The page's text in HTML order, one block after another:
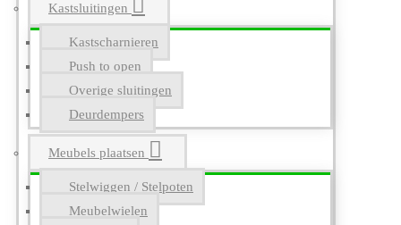
Kastsluitingen
Kastscharnieren
Push to open
Overige sluitingen
Deurdempers
Meubels plaatsen
Stelwiggen / Stelpoten
Meubelwielen